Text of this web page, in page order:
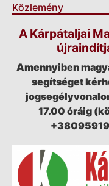
Közlemény
A Kárpátaljai
Amennyiben
segítséget
17.00 óráig